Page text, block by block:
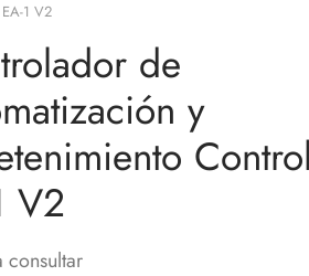
1 V2
de
y
V2
consultar